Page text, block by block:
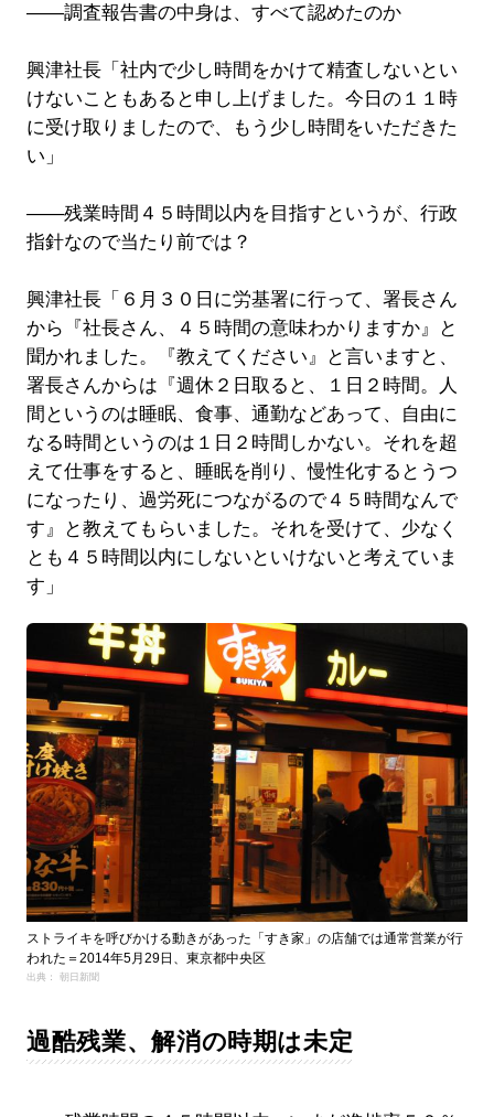
――調査報告書の中身は、すべて認めたのか
興津社長「社内で少し時間をかけて精査しないとい
けないこともあると申し上げました。今日の１１時
に受け取りましたので、もう少し時間をいただきた
い」
――残業時間４５時間以内を目指すというが、行政
指針なので当たり前では？
興津社長「６月３０日に労基署に行って、署長さん
から『社長さん、４５時間の意味わかりますか』と
聞かれました。『教えてください』と言いますと、
署長さんからは『週休２日取ると、１日２時間。人
間というのは睡眠、食事、通勤などあって、自由に
なる時間というのは１日２時間しかない。それを超
えて仕事をすると、睡眠を削り、慢性化するとうつ
になったり、過労死につながるので４５時間なんで
す』と教えてもらいました。それを受けて、少なく
とも４５時間以内にしないといけないと考えていま
す」
ストライキを呼びかける動きがあった「すき家」の店舗では通常営業が行
われた＝2014年5月29日、東京都中央区
出典： 朝日新聞
過酷残業、解消の時期は未定